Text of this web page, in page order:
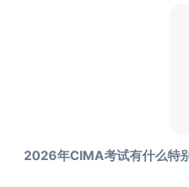
2026年CIMA考试有什么特